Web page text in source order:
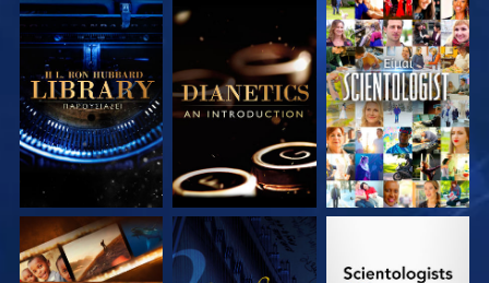
ΕΞΕΡΕΥΝΗΣΤΕ ΤΗ
ΣΕΙΡΑ
ΕΞΕΡΕΥΝΗΣΤΕ ΤΗ
ΣΕΙΡΑ
ΠΑΡΑΚΟΛΟΥΘΗΣΤΕ